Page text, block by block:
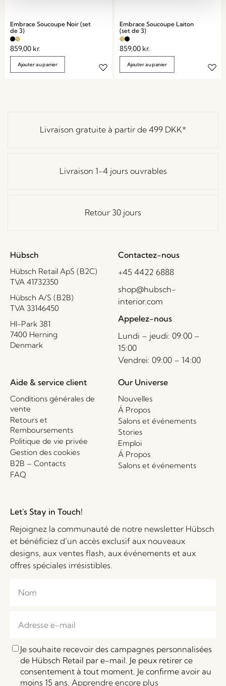
Embrace Soucoupe Noir (set
de 3)
859,00 kr.
Ajouter au panier
Embrace Soucoupe Laiton
(set de 3)
859,00 kr.
Ajouter au panier
Livraison gratuite à partir de 499 DKK*
Livraison 1-4 jours ouvrables
Retour 30 jours
Hübsch
Hübsch Retail ApS (B2C)
TVA 41732350
Hübsch A/S (B2B)
TVA 33146450
HI-Park 381
7400 Herning
Denmark
Contactez-nous
+45 4422 6888
shop@hubsch-
interior.com
Appelez-nous
Lundi – jeudi: 09:00 –
15:00
Vendrei: 09:00 – 14:00
Aide & service client
Conditions générales de
vente
Retours et
Remboursements
Politique de vie privée
Gestion des cookies
B2B – Contacts
FAQ
Our Universe
Nouvelles
Á Propos
Salons et événements
Stories
Emploi
Á Propos
Salons et événements
Let's Stay in Touch!
Rejoignez la communauté de notre newsletter Hübsch
et bénéficiez d’un accès exclusif aux nouveaux
designs, aux ventes flash, aux événements et aux
offres spéciales irrésistibles.
Je souhaite recevoir des campagnes personnalisées
de Hübsch Retail par e-mail. Je peux retirer ce
consentement à tout moment. Je confirme avoir au
moins 15 ans. Apprendre encore plus